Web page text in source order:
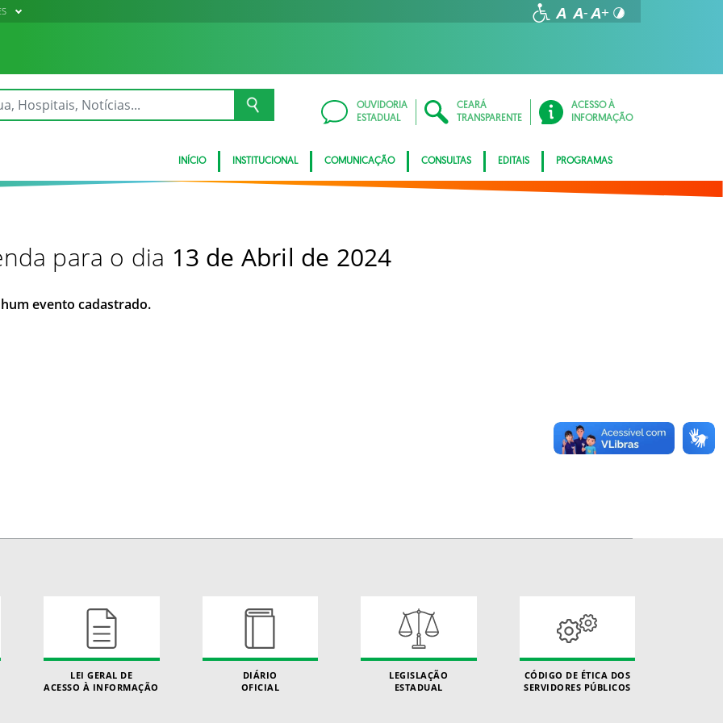
OUVIDORIA
ESTADUAL
CEARÁ
TRANSPARENTE
ACESSO À
INFORMAÇÃO
INÍCIO INSTITUCIONAL COMUNICAÇÃO CONSULTAS EDITAIS PROGRAMAS
para o dia 13 de Abril de 2024
evento cadastrado.
LEI GERAL DE
ACESSO À INFORMAÇÃO
DIÁRIO
OFICIAL
LEGISLAÇÃO
ESTADUAL
CÓDIGO DE ÉTICA DOS
SERVIDORES PÚBLICOS